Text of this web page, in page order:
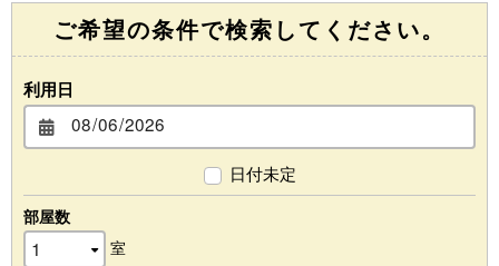
ご希望の条件で検索してください。
利用日
日付未定
部屋数
室